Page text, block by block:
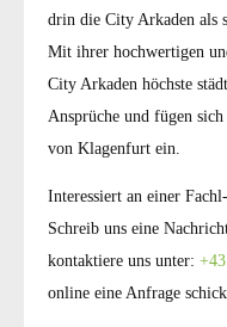
drin die City Arkaden als
Mit ihrer hochwertigen
City Arkaden höchste
Ansprüche und fügen
von Klagenfurt ein.
Interessiert an einer
Schreib uns eine
kontaktiere uns unter:
online eine Anfrage